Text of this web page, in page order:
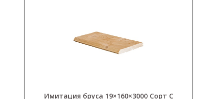
Имитация бруса 19×160×3000 Сорт С